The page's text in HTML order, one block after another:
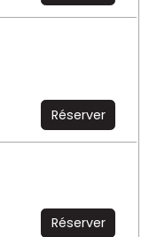
Réserver
Réserver